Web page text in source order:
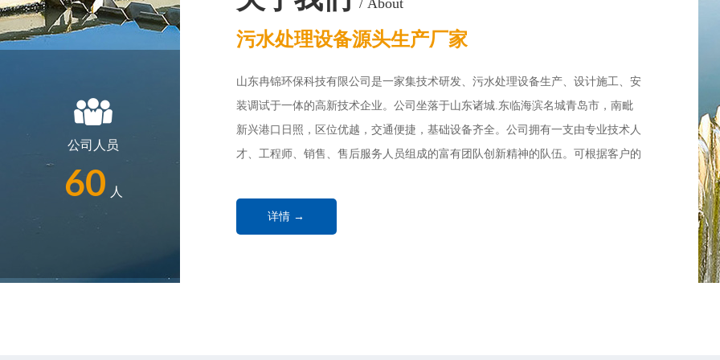
公司人员
60 人
污水处理设备源头生产厂家
山东冉锦环保科技有限公司是一家集技术研发、污水处理设备生产、设计施工、安
装调试于一体的高新技术企业。公司坐落于山东诸城.东临海滨名城青岛市，南毗
新兴港口日照，区位优越，交通便捷，基础设备齐全。公司拥有一支由专业技术人
才、工程师、销售、售后服务人员组成的富有团队创新精神的队伍。可根据客户的
详情 →